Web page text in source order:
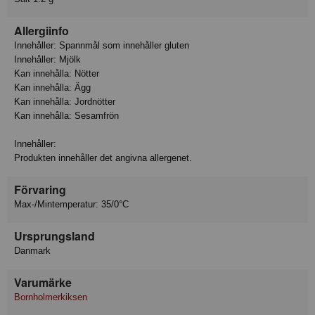
Allergiinfo
Innehåller: Spannmål som innehåller gluten
Innehåller: Mjölk
Kan innehålla: Nötter
Kan innehålla: Ägg
Kan innehålla: Jordnötter
Kan innehålla: Sesamfrön
Innehåller:
Produkten innehåller det angivna allergenet.
Förvaring
Max-/Mintemperatur: 35/0°C
Ursprungsland
Danmark
Varumärke
Bornholmerkiksen